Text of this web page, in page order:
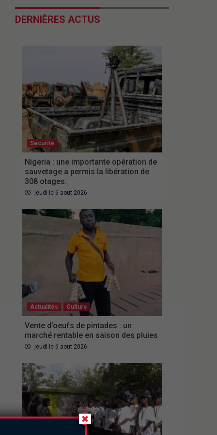
DERNIÈRES ACTUS
Securite
Nigeria : une importante opération de
sauvetage a permis la libération de
308 otages.
jeudi le 6 août 2026
Actualités Culture
Vente d’oeufs de pintades : un
marché rentable en saison des pluies
jeudi le 6 août 2026